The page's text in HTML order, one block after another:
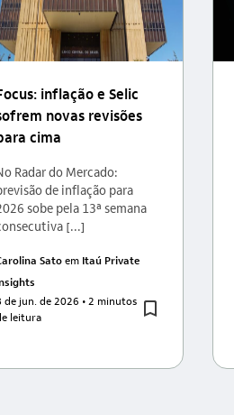
inflação e Selic
novas revisões
cima
Radar do Mercado:
de inflação para
sobe pela 13ª semana
[...]
Satoem Itaú Private
de jun. de 2026 • 2 minutos
leitura